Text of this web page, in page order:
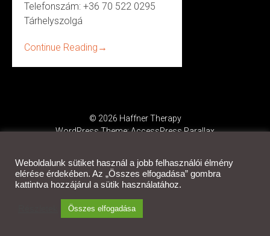
Telefonszám: +36 70 522 0295
Tárhelyszolgá
Continue Reading →
© 2026 Haffner Therapy
WordPress Theme:AccessPress Parallax
Weboldalunk sütiket használ a jobb felhasználói élmény
elérése érdekében. Az „Összes elfogadása” gombra
kattintva hozzájárul a sütik használatához.
Összes elfogadása